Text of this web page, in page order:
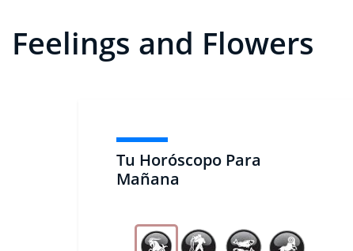
Feelings and Flowers
Tu Horóscopo Para
Mañana